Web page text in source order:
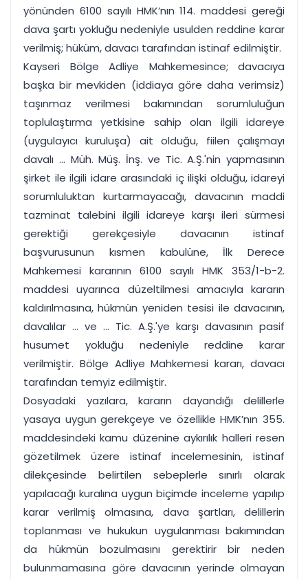
yönünden 6100 sayılı HMK’nın 114. maddesi gereği
dava şartı yokluğu nedeniyle usulden reddine karar
verilmiş; hüküm, davacı tarafından istinaf edilmiştir.
Kayseri Bölge Adliye Mahkemesince; davacıya
başka bir mevkiden (iddiaya göre daha verimsiz)
taşınmaz verilmesi bakımından sorumluluğun
toplulaştırma yetkisine sahip olan ilgili idareye
(uygulayıcı kuruluşa) ait olduğu, fiilen çalışmayı
davalı ... Müh. Müş. İnş. ve Tic. A.Ş.'nin yapmasının
şirket ile ilgili idare arasındaki iç ilişki olduğu, idareyi
sorumluluktan kurtarmayacağı, davacının maddi
tazminat talebini ilgili idareye karşı ileri sürmesi
gerektiği gerekçesiyle davacının istinaf
başvurusunun kısmen kabulüne, İlk Derece
Mahkemesi kararının 6100 sayılı HMK 353/1-b-2.
maddesi uyarınca düzeltilmesi amacıyla kararın
kaldırılmasına, hükmün yeniden tesisi ile davacının,
davalılar ... ve ... Tic. A.Ş.'ye karşı davasının pasif
husumet yokluğu nedeniyle reddine karar
verilmiştir. Bölge Adliye Mahkemesi kararı, davacı
tarafından temyiz edilmiştir.
Dosyadaki yazılara, kararın dayandığı delillerle
yasaya uygun gerekçeye ve özellikle HMK’nın 355.
maddesindeki kamu düzenine aykırılık halleri resen
gözetilmek üzere istinaf incelemesinin, istinaf
dilekçesinde belirtilen sebeplerle sınırlı olarak
yapılacağı kuralına uygun biçimde inceleme yapılıp
karar verilmiş olmasına, dava şartları, delillerin
toplanması ve hukukun uygulanması bakımından
da hükmün bozulmasını gerektirir bir neden
bulunmamasına göre davacının yerinde olmayan